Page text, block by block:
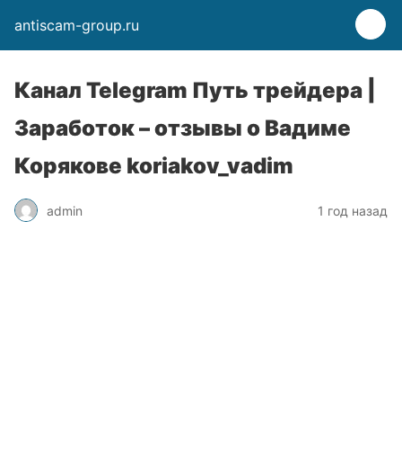
antiscam-group.ru
Канал Telegram Путь трейдера |
Заработок – отзывы о Вадиме
Корякове koriakov_vadim
admin 1 год назад